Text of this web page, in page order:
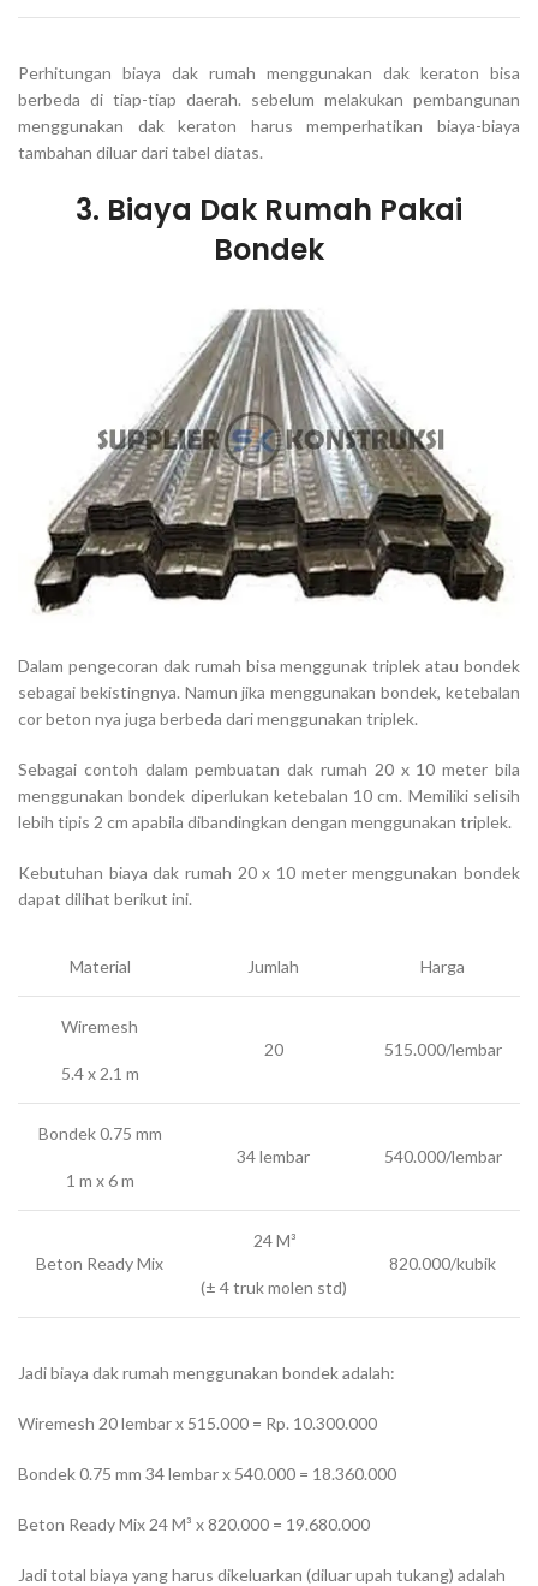
Perhitungan biaya dak rumah menggunakan dak keraton bisa
berbeda di tiap-tiap daerah. sebelum melakukan pembangunan
menggunakan dak keraton harus memperhatikan biaya-biaya
tambahan diluar dari tabel diatas.
3. Biaya Dak Rumah Pakai
Bondek
Dalam pengecoran dak rumah bisa menggunak triplek atau bondek
sebagai bekistingnya. Namun jika menggunakan bondek, ketebalan
cor beton nya juga berbeda dari menggunakan triplek.
Sebagai contoh dalam pembuatan dak rumah 20 x 10 meter bila
menggunakan bondek diperlukan ketebalan 10 cm. Memiliki selisih
lebih tipis 2 cm apabila dibandingkan dengan menggunakan triplek.
Kebutuhan biaya dak rumah 20 x 10 meter menggunakan bondek
dapat dilihat berikut ini.
Material Jumlah Harga
Wiremesh
5.4 x 2.1 m
20 515.000/lembar
Bondek 0.75 mm
1 m x 6 m
34 lembar 540.000/lembar
Beton Ready Mix
24 M³
(± 4 truk molen std)
820.000/kubik
Jadi biaya dak rumah menggunakan bondek adalah:
Wiremesh 20 lembar x 515.000 = Rp. 10.300.000
Bondek 0.75 mm 34 lembar x 540.000 = 18.360.000
Beton Ready Mix 24 M³ x 820.000 = 19.680.000
Jadi total biaya yang harus dikeluarkan (diluar upah tukang) adalah